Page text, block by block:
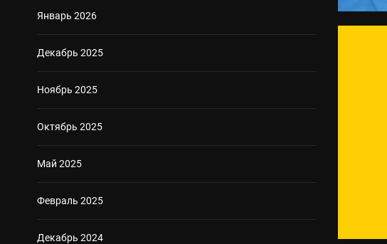
Январь 2026
Декабрь 2025
Ноябрь 2025
Октябрь 2025
Май 2025
Февраль 2025
Декабрь 2024